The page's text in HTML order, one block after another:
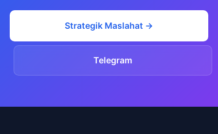
Strategik Maslahat →
Telegram